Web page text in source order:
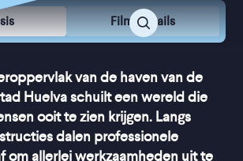
Film Details
van de haven van de
Huelva schuilt een wereld die
ooit te zien krijgen. Langs
dalen professionele
om allerlei werkzaamheden uit te